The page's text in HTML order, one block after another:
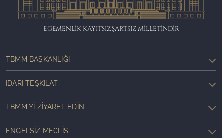
EGEMENLİK KAYITSIZ ŞARTSIZ MİLLETİNDİR
TBMM BAŞKANLIĞI
İDARI TEŞKILAT
TBMM'YI ZIYARET EDIN
ENGELSIZ MECLIS